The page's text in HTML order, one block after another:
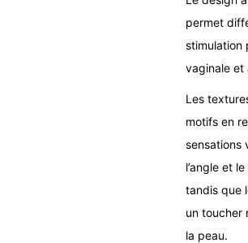
permet
stimulation
vaginale et
Les
motifs en
sensations
l’angle et
tandis que
un toucher
la peau.